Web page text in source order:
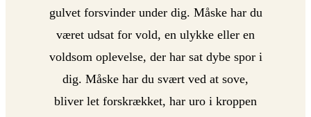
gulvet forsvinder under dig. Måske har du
været udsat for vold, en ulykke eller en
voldsom oplevelse, der har sat dybe spor i
dig. Måske har du svært ved at sove,
bliver let forskrækket, har uro i kroppen